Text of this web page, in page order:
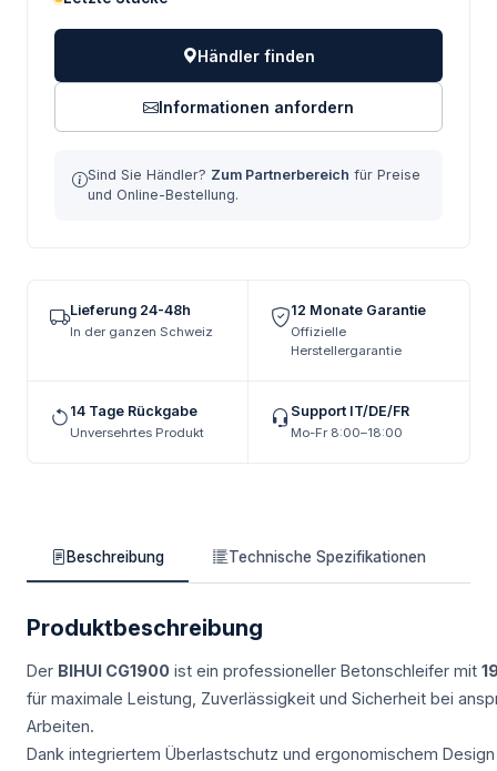
Händler finden
Informationen anfordern
Sind Sie Händler? Zum Partnerbereich für Preise
und Online-Bestellung.
Lieferung 24-48h
In der ganzen Schweiz
12 Monate Garantie
Offizielle
Herstellergarantie
14 Tage Rückgabe
Unversehrtes Produkt
Support IT/DE/FR
Mo-Fr 8:00–18:00
Beschreibung Technische Spezifikationen
Produktbeschreibung
Der BIHUI CG1900 ist ein professioneller Betonschleifer mit
für maximale Leistung, Zuverlässigkeit und Sicherheit bei
Arbeiten.
Dank integriertem Überlastschutz und ergonomischem